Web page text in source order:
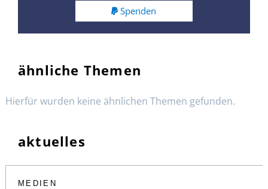
Spenden
ähnliche Themen
Hierfür wurden keine ähnlichen Themen gefunden.
aktuelles
MEDIEN